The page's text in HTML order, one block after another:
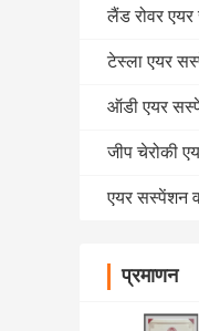
लैंड रोवर एयर
टेस्ला एयर
ऑडी एयर
जीप चेरोकी
एयर सस्पेंशन
प्रमाणन